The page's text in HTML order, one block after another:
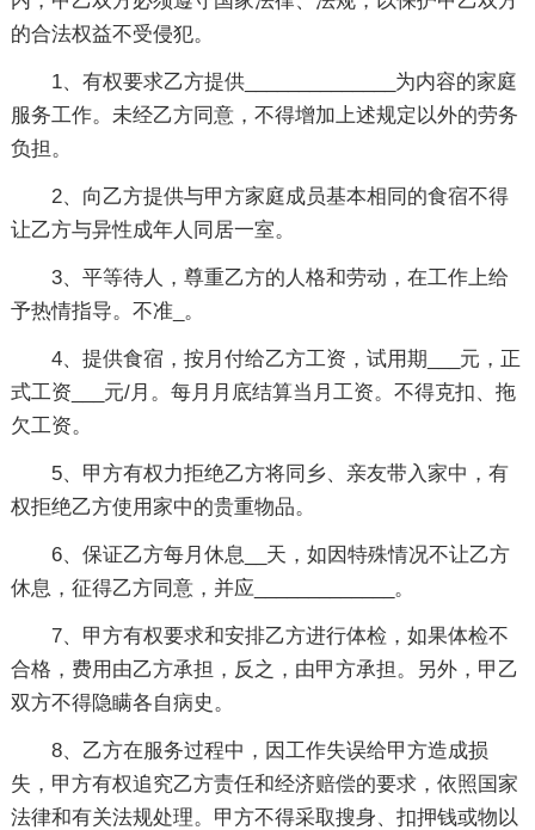
的合法权益不受侵犯。
1、有权要求乙方提供______________为内容的家庭
服务工作。未经乙方同意，不得增加上述规定以外的劳务
负担。
2、向乙方提供与甲方家庭成员基本相同的食宿不得
让乙方与异性成年人同居一室。
3、平等待人，尊重乙方的人格和劳动，在工作上给
予热情指导。不准_。
4、提供食宿，按月付给乙方工资，试用期___元，正
式工资___元/月。每月月底结算当月工资。不得克扣、拖
欠工资。
5、甲方有权力拒绝乙方将同乡、亲友带入家中，有
权拒绝乙方使用家中的贵重物品。
6、保证乙方每月休息__天，如因特殊情况不让乙方
休息，征得乙方同意，并应_____________。
7、甲方有权要求和安排乙方进行体检，如果体检不
合格，费用由乙方承担，反之，由甲方承担。另外，甲乙
双方不得隐瞒各自病史。
8、乙方在服务过程中，因工作失误给甲方造成损
失，甲方有权追究乙方责任和经济赔偿的要求，依照国家
法律和有关法规处理。甲方不得采取搜身、扣押钱或物以